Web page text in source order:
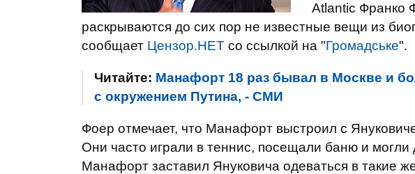
Atlantic Франко
раскрываются до сих пор не известные вещи из
сообщает Цензор.НЕТ со ссылкой на "Громадське".
Читайте: Манафорт 18 раз бывал в Москве и
с окружением Путина, - СМИ
Фоер отмечает, что Манафорт выстроил с
Они часто играли в теннис, посещали баню и
Манафорт заставил Януковича одеваться в такие